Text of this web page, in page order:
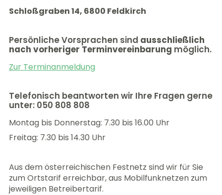
Schloßgraben 14, 6800 Feldkirch
Persönliche Vorsprachen sind ausschließlich
nach vorheriger Terminvereinbarung möglich.
Zur Terminanmeldung
Telefonisch beantworten wir Ihre Fragen gerne
unter: 050 808 808
Montag bis Donnerstag: 7.30 bis 16.00 Uhr
Freitag: 7.30 bis 14.30 Uhr
Aus dem österreichischen Festnetz sind wir für Sie
zum Ortstarif erreichbar, aus Mobilfunknetzen zum
jeweiligen Betreibertarif.